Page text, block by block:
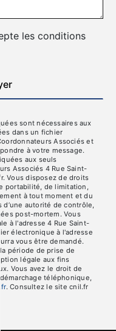
les conditions
sont nécessaires aux
dans un fichier
Associés et
à votre message.
aux seuls
Associés 4 Rue Saint-
Vous disposez de droits
portabilité, de limitation,
à tout moment et du
d’une autorité de contrôle,
post-mortem. Vous
à l'adresse 4 Rue Saint-
électronique à l'adresse
vous être demandé.
période de prise de
légale aux fins
Vous avez le droit de
téléphonique,
. Consultez le site cnil.fr